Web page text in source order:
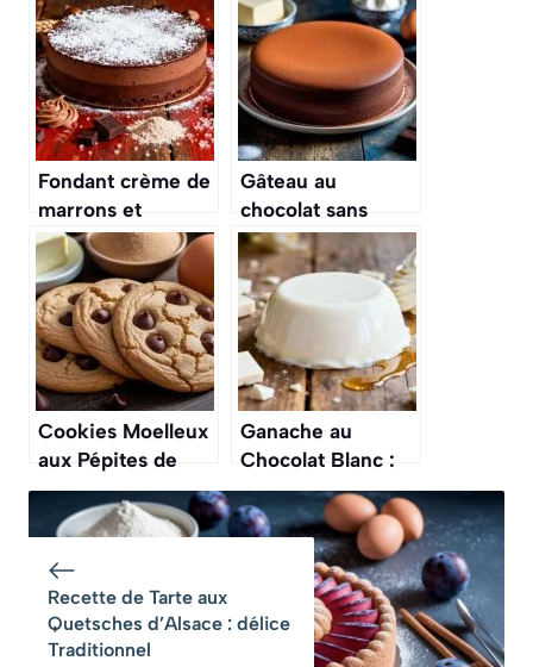
Fondant crème de
marrons et
chocolat : la
recette inratable
Gâteau au
chocolat sans
farine : la recette
facile et
gourmande
Cookies Moelleux
aux Pépites de
Chocolat : recette
Délicieuse
Ganache au
Chocolat Blanc :
recette Facile et
Délicieuse
Recette de Tarte aux
Quetsches d’Alsace : délice
Traditionnel